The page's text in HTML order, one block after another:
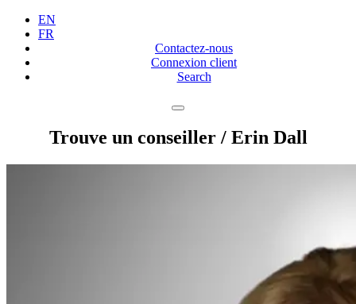
EN
FR
Contactez-nous
Connexion client
Search
Trouve un conseiller / Erin Dall